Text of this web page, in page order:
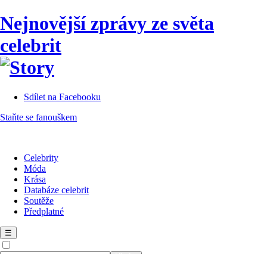
Nejnovější zprávy ze světa
celebrit
Sdílet na Facebooku
Staňte se fanouškem
Celebrity
Móda
Krása
Databáze celebrit
Soutěže
Předplatné
☰